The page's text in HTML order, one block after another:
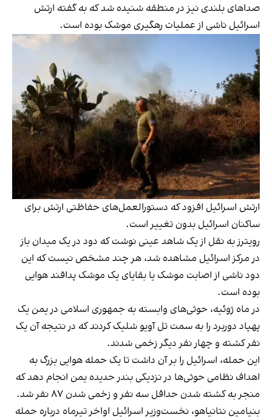
صداهای بلندی نیز در منطقه شنیده شد که به گفته ارتش
اسرائیل ناشی از عملیات رهگیری موشک بوده است.
ارتش اسرائیل افزود که دستورالعمل‌های حفاظتی ارتش برای
ساکنان اسرائیل بدون تغییر است.
رویترز به نقل از یک شاهد عینی نوشت که دود در یک میدان باز
در مرکز اسرائیل مشاهده شد، هر چند مشخص نیست که این
دود ناشی از اصابت موشک یا بقایای یک موشک پدافند هوایی
بوده است.
در ماه ژوئیه، حوثی‌های وابسته به جمهوری اسلامی در یمن یک
پهپاد دوربرد را به سمت تل آویو شلیک کردند که در نتیجه آن یک
نفر کشته و چهار نفر دیگر زخمی شدند.
این حمله، اسرائیل را بر آن داشت تا یک حمله هوایی بزرگ به
اهداف نظامی حوثی‌ها در نزدیکی بندر حدیده یمن انجام دهد که
منجر به کشته شدن حداقل سه نفر و زخمی شدن ۸۷ نفر شد.
بنیامین نتانیاهو، نخست‌وزیر اسرائیل اواخر تیرماه درباره حمله